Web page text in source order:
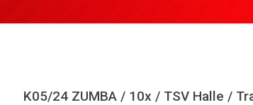
K05/24 ZUMBA / 10x / TSV Halle /